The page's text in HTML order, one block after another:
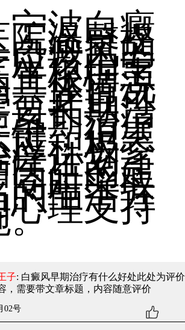
白癜
院温馨提
白癜风的
应该由专
生根据患
具体情况
，并且可
要长期治
早期治疗
键，但患
应积极参
疗计划，
医生的建
同时采取
的生活方
心理支持
。
子: 白癜风早期治疗有什么好处此处为评价
，需要带文章标题，内容随意评价
02号